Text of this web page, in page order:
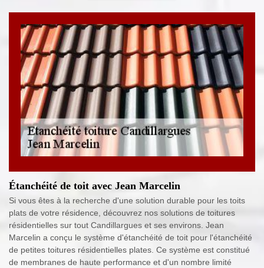
Étanchéité de toit avec Jean Marcelin
Si vous êtes à la recherche d'une solution durable pour les toits
plats de votre résidence, découvrez nos solutions de toitures
résidentielles sur tout Candillargues et ses environs. Jean
Marcelin a conçu le système d'étanchéité de toit pour l'étanchéité
de petites toitures résidentielles plates. Ce système est constitué
de membranes de haute performance et d'un nombre limité